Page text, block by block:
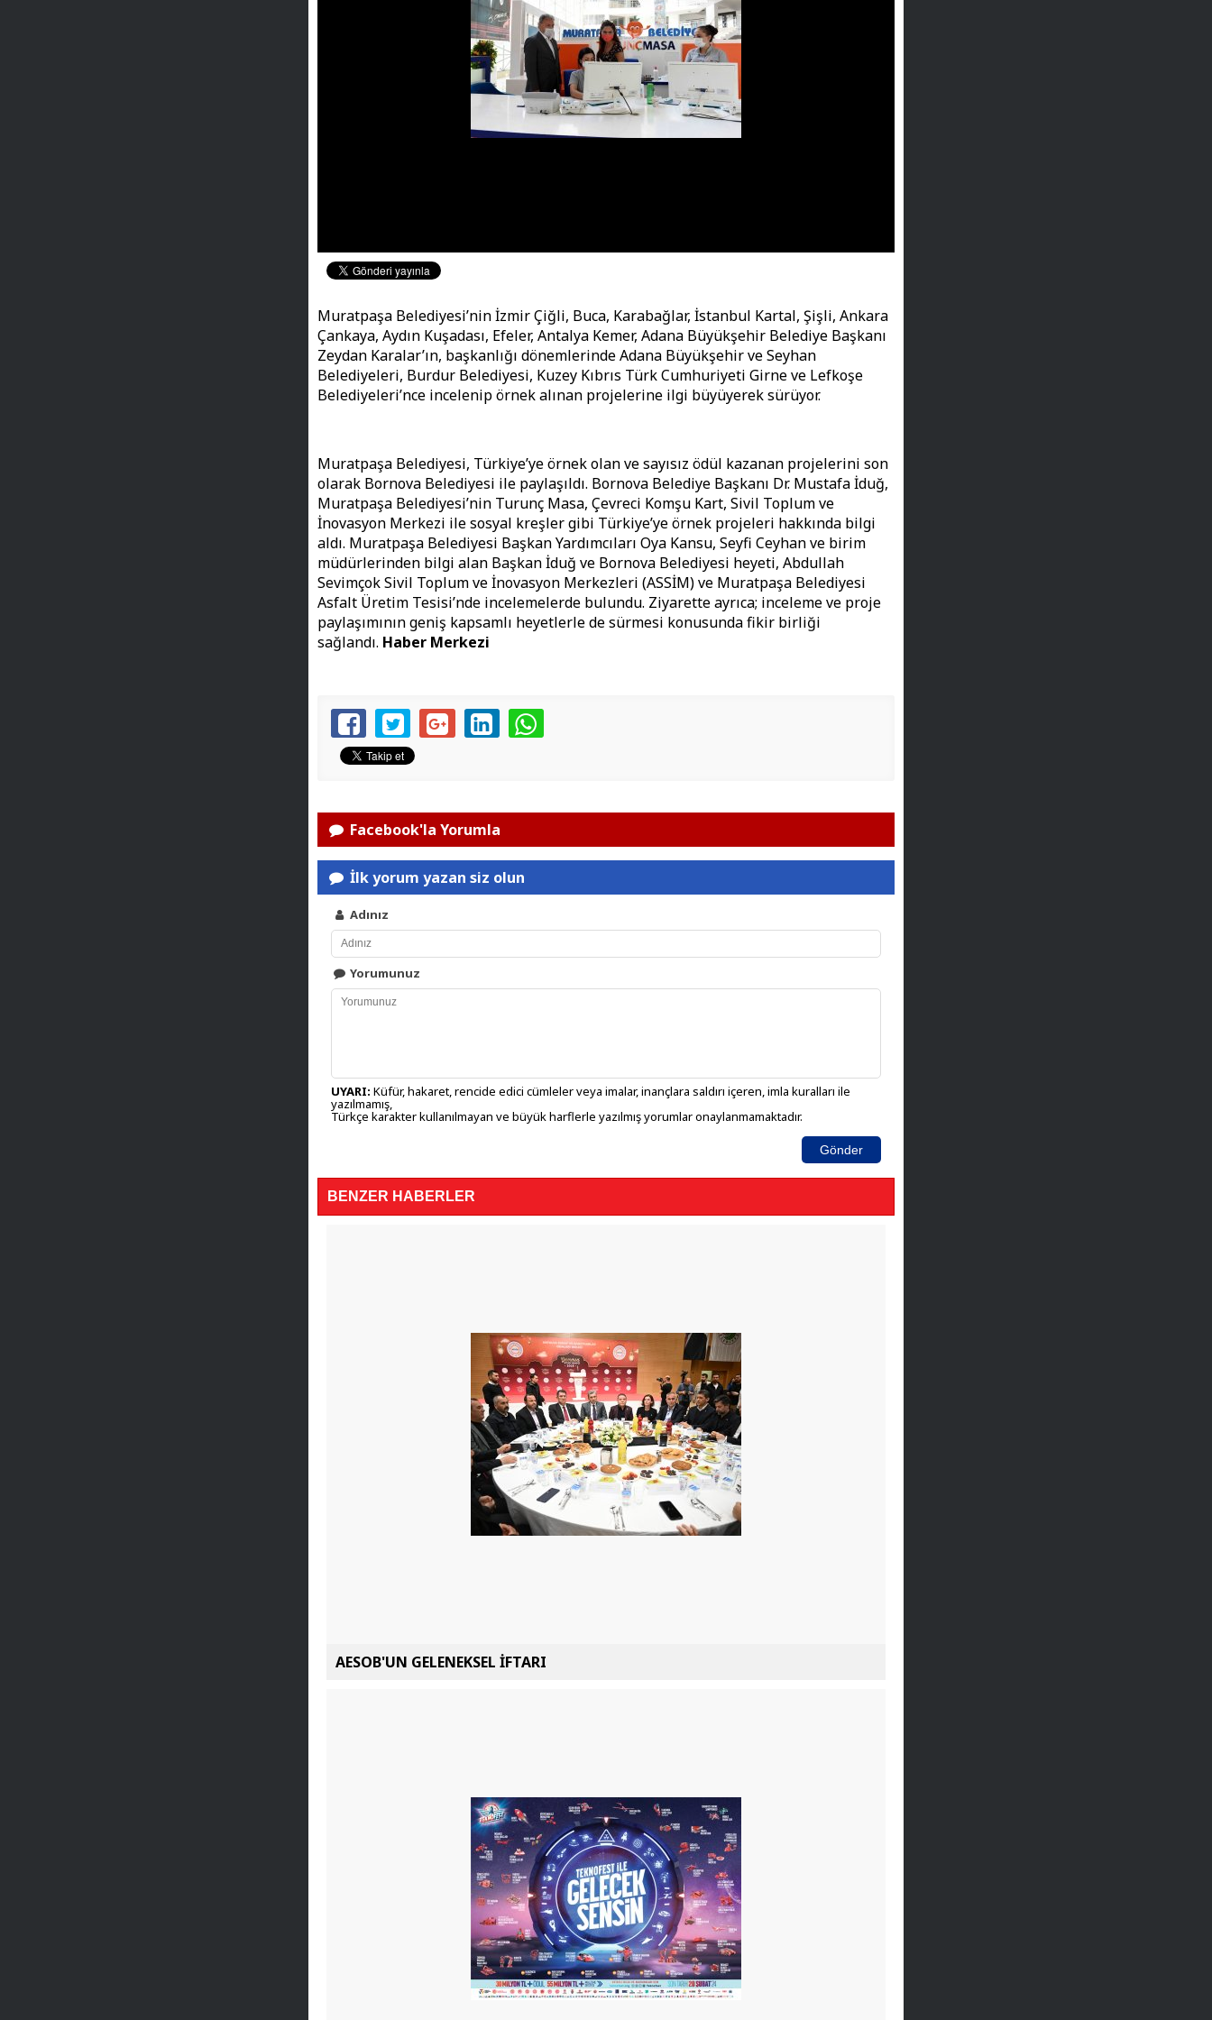
Muratpaşa Belediyesi’nin İzmir Çiğli, Buca, Karabağlar, İstanbul Kartal, Şişli, Ankara
Çankaya, Aydın Kuşadası, Efeler, Antalya Kemer, Adana Büyükşehir Belediye Başkanı
Zeydan Karalar’ın, başkanlığı dönemlerinde Adana Büyükşehir ve Seyhan
Belediyeleri, Burdur Belediyesi, Kuzey Kıbrıs Türk Cumhuriyeti Girne ve Lefkoşe
Belediyeleri’nce incelenip örnek alınan projelerine ilgi büyüyerek sürüyor.
Muratpaşa Belediyesi, Türkiye’ye örnek olan ve sayısız ödül kazanan projelerini son
olarak Bornova Belediyesi ile paylaşıldı. Bornova Belediye Başkanı Dr. Mustafa İduğ,
Muratpaşa Belediyesi’nin Turunç Masa, Çevreci Komşu Kart, Sivil Toplum ve
İnovasyon Merkezi ile sosyal kreşler gibi Türkiye’ye örnek projeleri hakkında bilgi
aldı. Muratpaşa Belediyesi Başkan Yardımcıları Oya Kansu, Seyfi Ceyhan ve birim
müdürlerinden bilgi alan Başkan İduğ ve Bornova Belediyesi heyeti, Abdullah
Sevimçok Sivil Toplum ve İnovasyon Merkezleri (ASSİM) ve Muratpaşa Belediyesi
Asfalt Üretim Tesisi’nde incelemelerde bulundu. Ziyarette ayrıca; inceleme ve proje
paylaşımının geniş kapsamlı heyetlerle de sürmesi konusunda fikir birliği
sağlandı. Haber Merkezi
Facebook'la Yorumla
İlk yorum yazan siz olun
Adınız
Yorumunuz
UYARI: Küfür, hakaret, rencide edici cümleler veya imalar, inançlara saldırı içeren, imla kuralları ile
yazılmamış,
Türkçe karakter kullanılmayan ve büyük harflerle yazılmış yorumlar onaylanmamaktadır.
Gönder
BENZER HABERLER
AESOB'UN GELENEKSEL İFTARI